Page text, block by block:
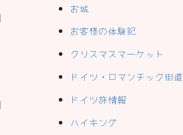
お城
お客様の体験記
クリスマスマーケット
ドイツ・ロマンチック街道
ドイツ旅情報
ハイキング